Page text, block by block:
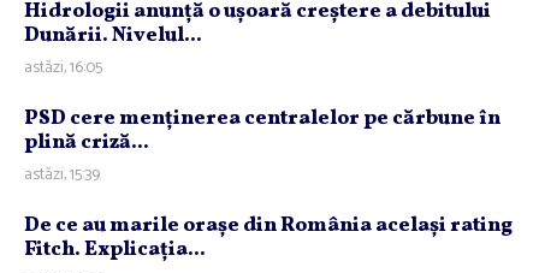
Hidrologii anunţă o uşoară creştere a debitului
Dunării. Nivelul...
astăzi, 16:05
PSD cere menţinerea centralelor pe cărbune în
plină criză...
astăzi, 15:39
De ce au marile oraşe din România acelaşi rating
Fitch. Explicaţia...